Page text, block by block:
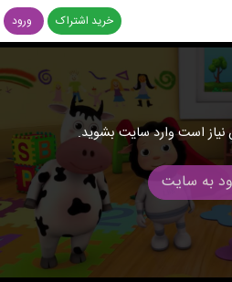
خرید اشتراک ورود
نیاز است وارد سایت بشوید.
به سایت